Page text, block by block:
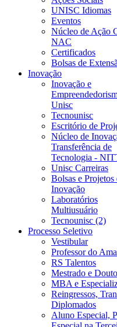
UNISC Idiomas
Eventos
Núcleo de Ação
NAC
Certificados
Bolsas de
Inovação
Inovação e
Unisc
Tecnounisc
Escritório de
Núcleo de
Transferência de
Tecnologia -
Unisc Carreiras
Bolsas e Projetos
Inovação
Laboratórios
Multiusuário
Tecnounisc (2)
Processo Seletivo
Vestibular
Professor do
RS Talentos
Mestrado e
MBA e
Reingressos,
Diplomados
Aluno Especial,